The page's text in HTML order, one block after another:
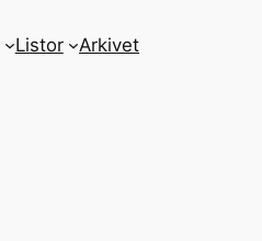
Listor Arkivet